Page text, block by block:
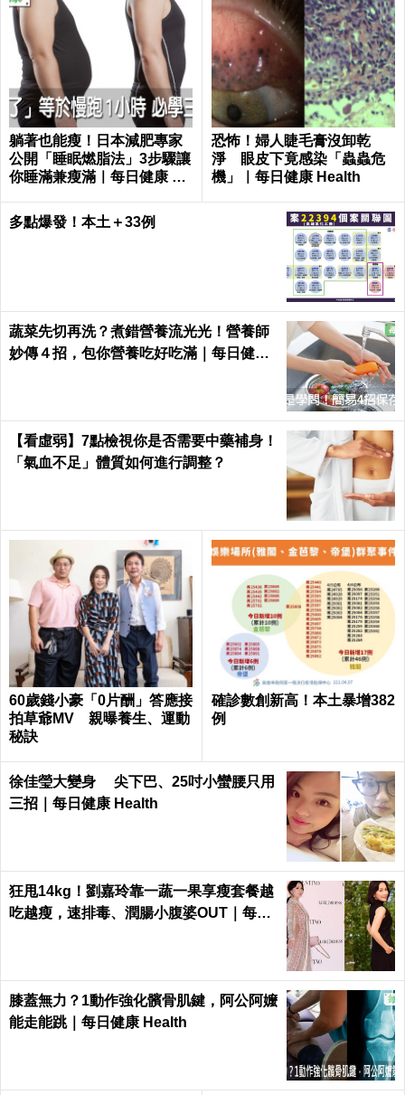
躺著也能瘦！日本減肥專家
公開「睡眠燃脂法」3步驟讓
你睡滿兼瘦滿｜每日健康 He
恐怖！婦人睫毛膏沒卸乾
淨 眼皮下竟感染「蟲蟲危
機」｜每日健康 Health
多點爆發！本土＋33例
蔬菜先切再洗？煮錯營養流光光！營養師
妙傳４招，包你營養吃好吃滿｜每日健康
【看虛弱】7點檢視你是否需要中藥補身！
「氣血不足」體質如何進行調整？
60歲錢小豪「0片酬」答應接
拍草爺MV 親曝養生、運動
秘訣
確診數創新高！本土暴增382
例
徐佳瑩大變身 尖下巴、25吋小蠻腰只用
三招｜每日健康 Health
狂甩14kg！劉嘉玲靠一蔬一果享瘦套餐越
吃越瘦，速排毒、潤腸小腹婆OUT｜每日
膝蓋無力？1動作強化髕骨肌鍵，阿公阿嬤
能走能跳｜每日健康 Health